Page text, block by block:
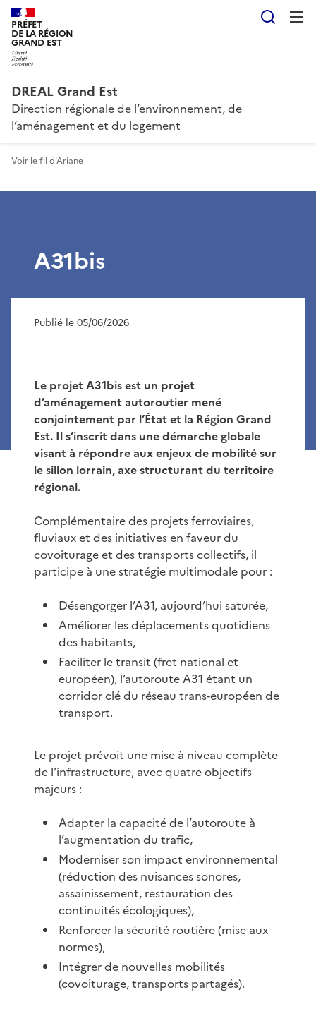
PRÉFET
DE LA RÉGION
GRAND EST
DREAL Grand Est
Direction régionale de l’environnement, de
l’aménagement et du logement
Voir le fil d'Ariane
A31bis
Publié le 05/06/2026
Le projet A31bis est un projet
d’aménagement autoroutier mené
conjointement par l’État et la Région Grand
Est. Il s’inscrit dans une démarche globale
visant à répondre aux enjeux de mobilité sur
le sillon lorrain, axe structurant du territoire
régional.
Complémentaire des projets ferroviaires,
fluviaux et des initiatives en faveur du
covoiturage et des transports collectifs, il
participe à une stratégie multimodale pour :
Désengorger l’A31, aujourd’hui saturée,
Améliorer les déplacements quotidiens
des habitants,
Faciliter le transit (fret national et
européen), l’autoroute A31 étant un
corridor clé du réseau trans-européen de
transport.
Le projet prévoit une mise à niveau complète
de l’infrastructure, avec quatre objectifs
majeurs :
Adapter la capacité de l’autoroute à
l’augmentation du trafic,
Moderniser son impact environnemental
(réduction des nuisances sonores,
assainissement, restauration des
continuités écologiques),
Renforcer la sécurité routière (mise aux
normes),
Intégrer de nouvelles mobilités
(covoiturage, transports partagés).